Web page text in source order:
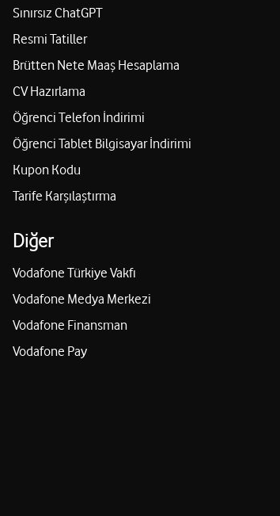
Sınırsız ChatGPT
Resmi Tatiller
Brütten Nete Maaş Hesaplama
CV Hazırlama
Öğrenci Telefon İndirimi
Öğrenci Tablet Bilgisayar İndirimi
Kupon Kodu
Tarife Karşılaştırma
Diğer
Vodafone Türkiye Vakfı
Vodafone Medya Merkezi
Vodafone Finansman
Vodafone Pay